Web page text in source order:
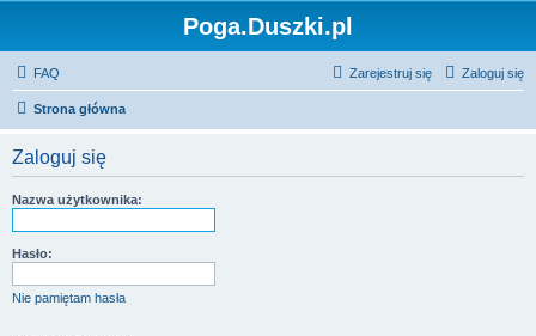
Poga.Duszki.pl
FAQ Zaloguj się
Zarejestruj się
Strona główna
Zaloguj się
Nazwa użytkownika:
Hasło:
Nie pamiętam hasła